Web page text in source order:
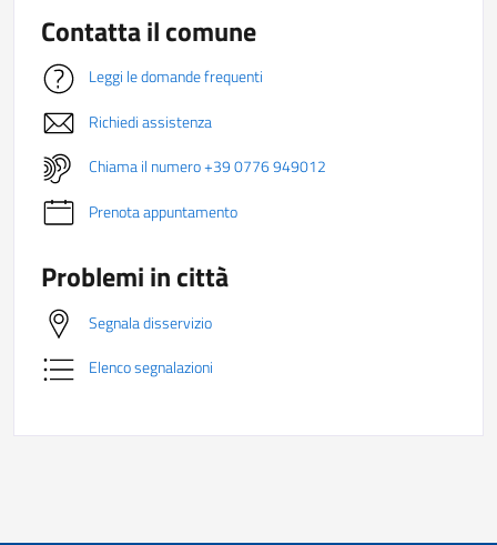
Contatta il comune
Leggi le domande frequenti
Richiedi assistenza
Chiama il numero +39 0776 949012
Prenota appuntamento
Problemi in città
Segnala disservizio
Elenco segnalazioni